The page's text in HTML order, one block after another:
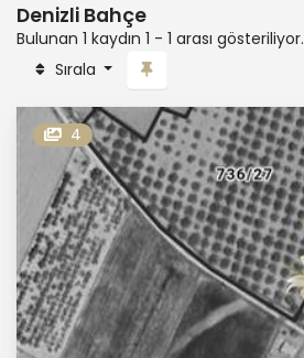
Denizli Bahçe
Bulunan 1 kaydın 1 - 1 arası gösteriliyor.
Sırala
4